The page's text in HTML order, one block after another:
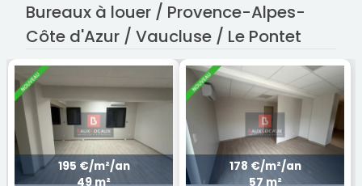
Bureaux à louer / Provence-Alpes-
Côte d'Azur / Vaucluse / Le Pontet
195 €/m²/an
49 m²
178 €/m²/an
57 m²